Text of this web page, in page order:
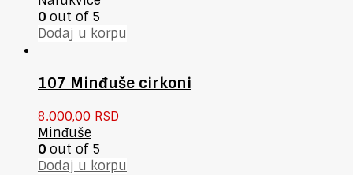
0 out of 5
Dodaj u korpu
107 Minđuše cirkoni
8.000,00 RSD
Minđuše
0 out of 5
Dodaj u korpu